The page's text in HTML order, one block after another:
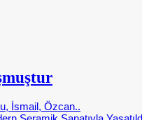
İsmail, Özcan..